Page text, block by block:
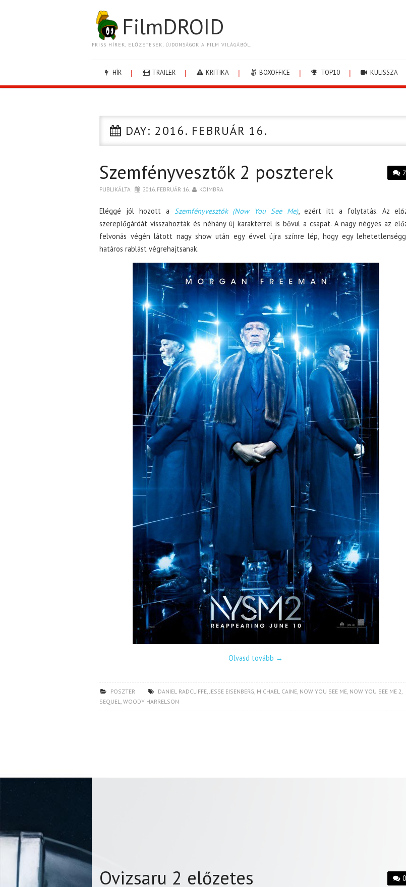
FilmDROID
FRISS HÍREK, ELŐZETESEK, ÚJDONSÁGOK A FILM VILÁGÁBÓL.
HÍR TRAILER KRITIKA BOXOFFICE TOP10 KULISSZA
DAY: 2016. FEBRUÁR 16.
2
Szemfényvesztők 2 poszterek
PUBLIKÁLTA 2016. FEBRUÁR 16. KOIMBRA
Eléggé jól hozott a Szemfényvesztők (Now You See Me), ezért itt a folytatás. Az
szereplőgárdát visszahozták és néhány új karakterrel is bővül a csapat. A nagy négyes az
felvonás végén látott nagy show után egy évvel újra színre lép, hogy egy
határos rablást végrehajtsanak.
Olvasd tovább →
POSZTER DANIEL RADCLIFFE,JESSE EISENBERG, MICHAEL CAINE, NOW YOU SEE ME, NOW YOU SEE ME 2,
SEQUEL, WOODY HARRELSON
0
Ovizsaru 2 előzetes